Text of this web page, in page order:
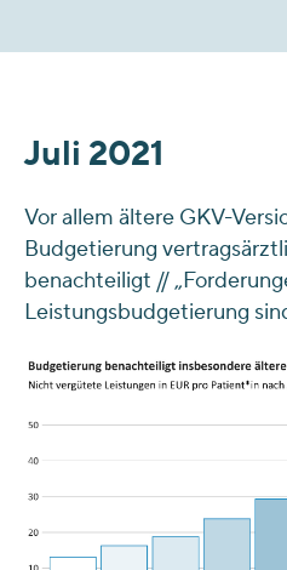
Juli 2021
Vor allem ältere GKV-
Budgetierung
benachteiligt //
Leistungsbudgetierung